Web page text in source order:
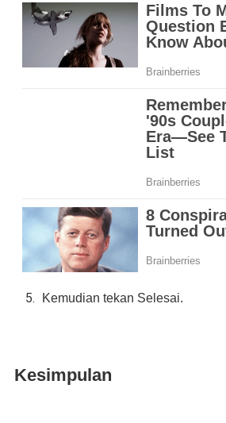
Kemudian tekan Selesai.
Kesimpulan